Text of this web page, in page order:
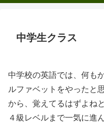
中学生クラス
中学校の英語では、何も
ルファベットをやったと
から、覚えてるはずよね
４級レベルまで一気に進